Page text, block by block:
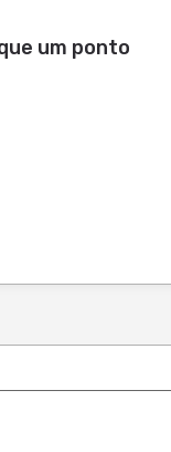
um ponto